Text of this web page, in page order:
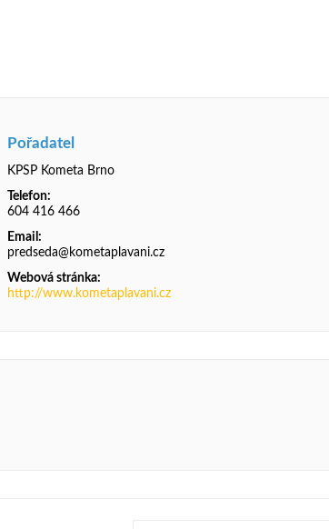
Pořadatel
KPSP Kometa Brno
Telefon:
604 416 466
Email:
predseda@kometaplavani.cz
Webová stránka:
http://www.kometaplavani.cz